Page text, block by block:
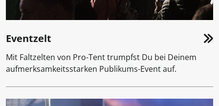
Eventzelt
Mit Faltzelten von Pro-Tent trumpfst Du bei Deinem
aufmerksamkeitsstarken Publikums-Event auf.